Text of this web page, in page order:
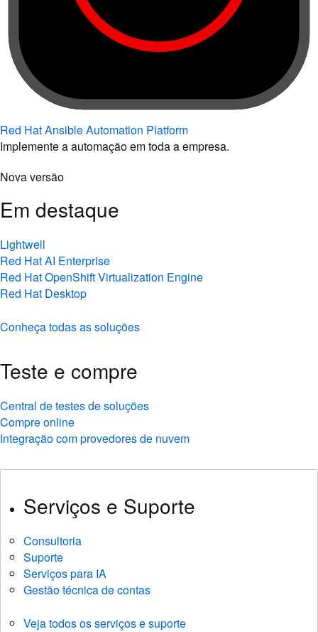
Red Hat Ansible Automation Platform
Implemente a automação em toda a empresa.
Nova versão
Em destaque
Lightwell
Red Hat AI Enterprise
Red Hat OpenShift Virtualization Engine
Red Hat Desktop
Conheça todas as soluções
Teste e compre
Central de testes de soluções
Compre online
Integração com provedores de nuvem
Serviços e Suporte
Consultoria
Suporte
Serviços para IA
Gestão técnica de contas
Veja todos os serviços e suporte